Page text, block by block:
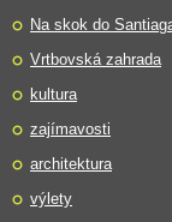
Na skok do
Vrtbovská zahrada
kultura
zajímavosti
architektura
výlety